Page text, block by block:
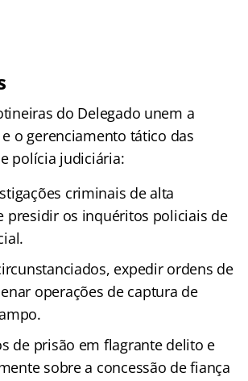
do Delegado unem a
o gerenciamento tático das
polícia judiciária:
criminais de alta
presidir os inquéritos policiais de
expedir ordens de
operações de captura de
de prisão em flagrante delito e
sobre a concessão de fiança